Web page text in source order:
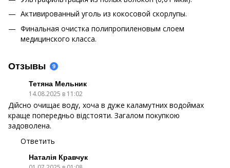
Активированный уголь из кокосовой скорлупы.
Финальная очистка полипропиленовым слоем
медицинского класса.
Отзывы 9
Тетяна Мельник
14.08.2025 в 11:02
Дійсно очищає воду, хоча в дуже каламутних водоймах
краще попередньо відстояти. Загалом покупкою
задоволена.
Ответить
Наталія Кравчук